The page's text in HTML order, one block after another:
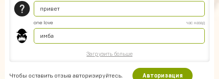
привет
one love час назад
имба
Загрузить больше
Чтобы оставить отзыв авторизируйтесь. Авторизация